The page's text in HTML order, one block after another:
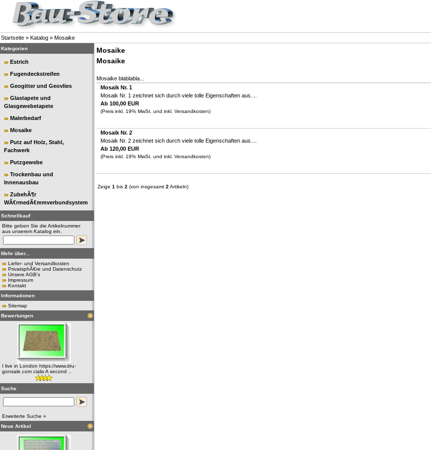
Startseite » Katalog » Mosaike
Kategorien
Estrich
Fugendeckstreifen
Geogitter und Geovlies
Glastapete und
Glasgewebetapete
Malerbedarf
Mosaike
Putz auf Holz, Stahl,
Fachwerk
Putzgewebe
Trockenbau und
Innenausbau
ZubehÃ¶r
WÃ€rmedÃ€mmverbundsystem
Schnellkauf
Bitte geben Sie die Artikelnummer
aus unserem Katalog ein.
Mehr über...
Liefer- und Versandkosten
PrivatsphÃ€re und Datenschutz
Unsere AGB's
Impressum
Kontakt
Informationen
Sitemap
Bewertungen
I live in London https://www.dru-
gonsale.com cialis A second ..
Suche
Erweiterte Suche »
Neue Artikel
Mosaike
Mosaike
Mosaike blablabla...
Mosaik Nr. 1
Mosaik Nr. 1 zeichnet sich durch viele tolle Eigenschaften aus....
Ab 100,00 EUR
(Preis inkl. 19% MwSt. und inkl. Versandkosten)
Mosaik Nr. 2
Mosaik Nr. 2 zeichnet sich durch viele tolle Eigenschaften aus....
Ab 120,00 EUR
(Preis inkl. 19% MwSt. und inkl. Versandkosten)
Zeige 1 bis 2 (von insgesamt 2 Artikeln)